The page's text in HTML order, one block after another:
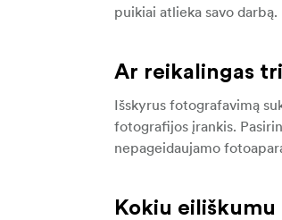
puikiai atlieka savo darbą.
Ar reikalingas
Išskyrus fotografavimą
fotografijos įrankis.
nepageidaujamo
Kokiu